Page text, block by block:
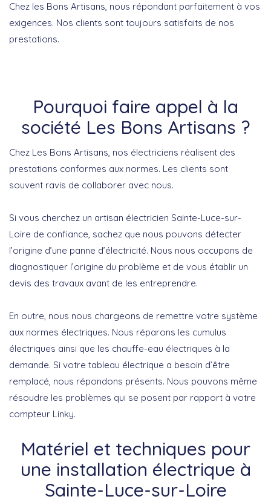
Chez les Bons Artisans, nous répondant parfaitement à vos
exigences. Nos clients sont toujours satisfaits de nos
prestations.
Pourquoi faire appel à la
société Les Bons Artisans ?
Chez Les Bons Artisans, nos électriciens réalisent des
prestations conformes aux normes. Les clients sont
souvent ravis de collaborer avec nous.
Si vous cherchez un artisan électricien Sainte-Luce-sur-
Loire de confiance, sachez que nous pouvons détecter
l’origine d’une panne d’électricité. Nous nous occupons de
diagnostiquer l’origine du problème et de vous établir un
devis des travaux avant de les entreprendre.
En outre, nous nous chargeons de remettre votre système
aux normes électriques. Nous réparons les cumulus
électriques ainsi que les chauffe-eau électriques à la
demande. Si votre tableau électrique a besoin d’être
remplacé, nous répondons présents. Nous pouvons même
résoudre les problèmes qui se posent par rapport à votre
compteur Linky.
Matériel et techniques pour
une installation électrique à
Sainte-Luce-sur-Loire